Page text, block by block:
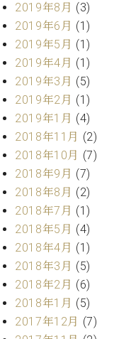
タ
マ
ー
ー
ビ
ス
(
調
律
ア
タ
ー
サ
ー
ビ
ス
律)
2019年8月 (3)
2019年6月 (1)
2019年5月 (1)
2019年4月 (1)
2019年3月 (5)
2019年2月 (1)
2019年1月 (4)
2018年11月 (2)
2018年10月 (7)
2018年9月 (7)
2018年8月 (2)
2018年7月 (1)
2018年5月 (4)
2018年4月 (1)
2018年3月 (5)
2018年2月 (6)
2018年1月 (5)
2017年12月 (7)